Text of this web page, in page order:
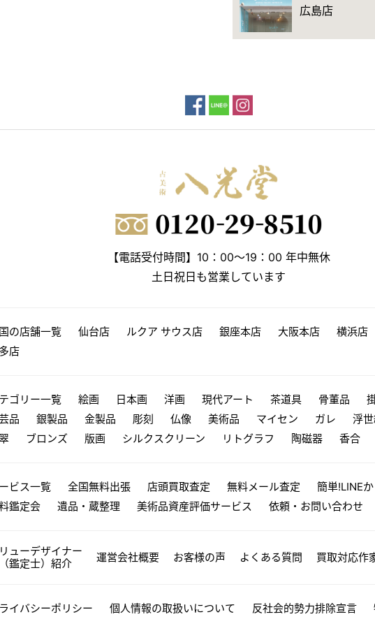
広島店
【電話受付時間】10：00～19：00 年中無休
土日祝日も営業しています
の店舗一覧 仙台店 ルクア サウス店 銀座本店 大阪本店
横浜店
店
ゴリー一覧 絵画 日本画 洋画 現代アート 茶道具 骨董品
品
銀製品 金製品 彫刻 仏像 美術品 マイセン ガレ
浮
ブロンズ 版画 シルクスクリーン リトグラフ 陶磁器 香合
ビス一覧 全国無料出張 店頭買取査定 無料メール査定
簡単!LINE
鑑定会
遺品・蔵整理 美術品資産評価サービス 依頼・お問い合わせ
ューデザイナー
（鑑定士）紹介
運営会社概要 お客様の声 よくある質問 買取対応作
イバシーポリシー 個人情報の取扱いについて 反社会的勢力排除宣言